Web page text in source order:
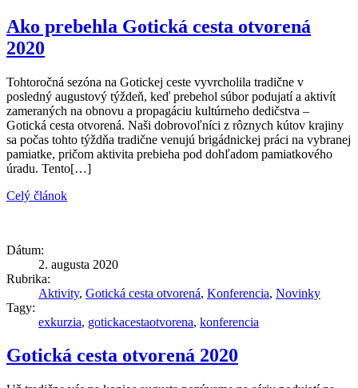
Ako prebehla Gotická cesta otvorená
2020
Tohtoročná sezóna na Gotickej ceste vyvrcholila tradične v
posledný augustový týždeň, keď prebehol súbor podujatí a aktivít
zameraných na obnovu a propagáciu kultúrneho dedičstva –
Gotická cesta otvorená. Naši dobrovoľníci z rôznych kútov krajiny
sa počas tohto týždňa tradične venujú brigádnickej práci na vybranej
pamiatke, pričom aktivita prebieha pod dohľadom pamiatkového
úradu. Tento[…]
Celý článok
Dátum:
2. augusta 2020
Rubrika:
Aktivity, Gotická cesta otvorená, Konferencia, Novinky
Tagy:
exkurzia, gotickacestaotvorena, konferencia
Gotická cesta otvorená 2020